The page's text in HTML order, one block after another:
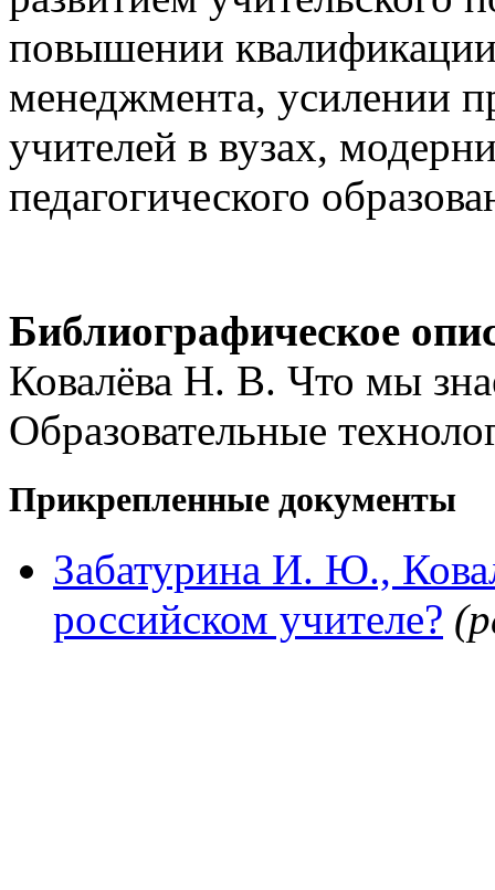
повышении
менеджмента, усилении
учителей в вузах,
педагогического
Библиографическое
Ковалёва Н. В. Что мы
Образовательные
Прикрепленные документы
Забатурина И. Ю.,
российском учителе?